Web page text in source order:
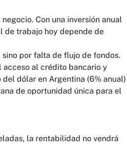
Con una inversión anual
de trabajo hoy depende de
por falta de flujo de fondos.
al crédito bancario y
dólar en Argentina (6% anual)
de oportunidad única para el
la rentabilidad no vendrá